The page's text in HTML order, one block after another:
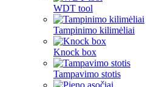
WDT tool
Tampinimo kilimėliai
Knock box
Tampavimo stotis